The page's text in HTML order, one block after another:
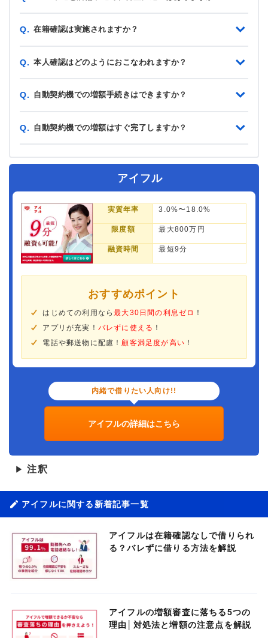
Q. 在籍確認は実施されますか？
Q. 本人確認はどのようにおこなわれますか？
Q. 自動契約機での増額手続きはできますか？
Q. 自動契約機での増額はすぐ完了しますか？
アイフル
実質年率 3.0%〜18.0%
限度額 最大800万円
融資時間 最短9分
おすすめポイント
はじめての利用なら最大30日間の利息ゼロ ！
アプリが充実！ バレずに使える ！
電話や郵送物に配慮！ 顧客満足度が高い ！
内緒で借りたい人向け!!
アイフルの詳細はこちら
▶ 注釈
アイフルに関する新着記事一覧
アイフルは在籍確認なしで借りられ
る？バレずに借りる方法を解説
アイフルの増額審査に落ちる5つの
理由│対処法と増額の注意点を解説